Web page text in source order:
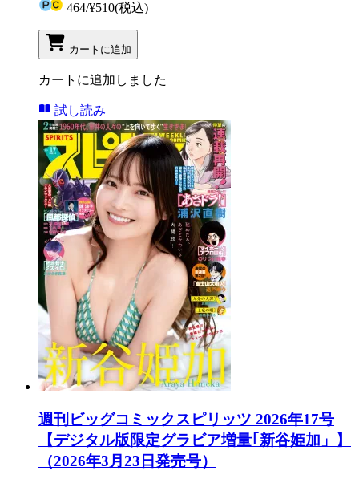
464/¥510(税込)
カートに追加
カートに追加しました
試し読み
週刊ビッグコミックスピリッツ 2026年17号
【デジタル版限定グラビア増量｢新谷姫加」】
（2026年3月23日発売号）